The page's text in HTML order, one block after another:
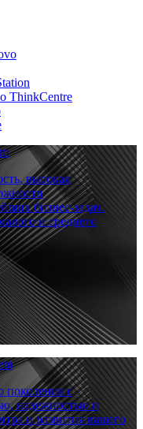
ThinkCentre
высокая
бизнес-задач.
и среднего
поколения с
надежностью и
и развития вашего